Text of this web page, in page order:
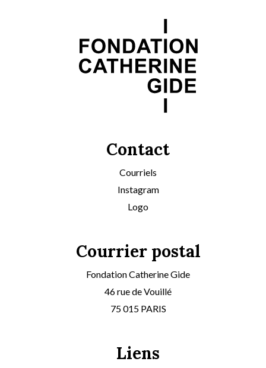
Contact
Courriels
Instagram
Logo
Courrier postal
Fondation Catherine Gide
46 rue de Vouillé
75 015 PARIS
Liens